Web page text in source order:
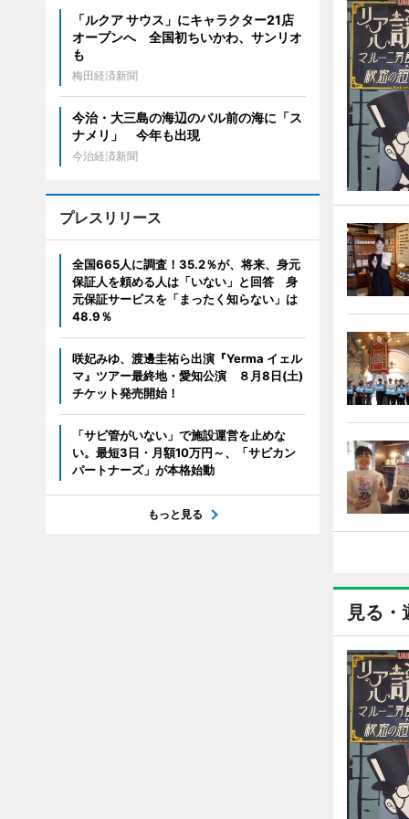
見る・
「ルクア サウス」にキャラクター21店
オープンへ 全国初ちいかわ、サンリオ
も
梅田経済新聞
今治・大三島の海辺のバル前の海に「ス
ナメリ」 今年も出現
今治経済新聞
プレスリリース
全国665人に調査！35.2％が、将来、身元
保証人を頼める人は「いない」と回答 身
元保証サービスを「まったく知らない」は
48.9％
咲妃みゆ、渡邊圭祐ら出演『Yerma イェル
マ』ツアー最終地・愛知公演 ８月8日(土)
チケット発売開始！
「サビ管がいない」で施設運営を止めな
い。最短3日・月額10万円～、「サビカン
パートナーズ」が本格始動
もっと見る